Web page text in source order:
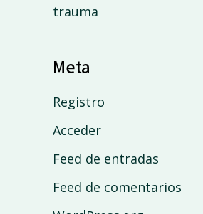
trauma
Meta
Registro
Acceder
Feed de entradas
Feed de comentarios